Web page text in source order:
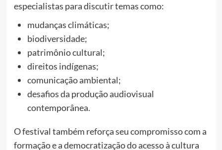
especialistas para discutir temas como:
mudanças climáticas;
biodiversidade;
patrimônio cultural;
direitos indígenas;
comunicação ambiental;
desafios da produção audiovisual
contemporânea.
O festival também reforça seu compromisso com a
formação e a democratização do acesso à cultura